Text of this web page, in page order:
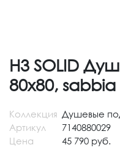
H3 SOLID
80x80,
Коллекция Душевые
Артикул
7140880029
Цена
45 790 руб.